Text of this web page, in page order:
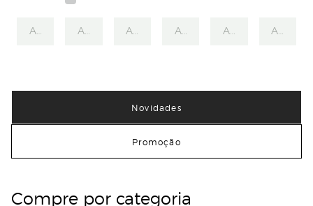
Adicionar Adicionar Adicionarnte para
Adicionar Adicionar
Novidades
Promoção
Compre por categoria